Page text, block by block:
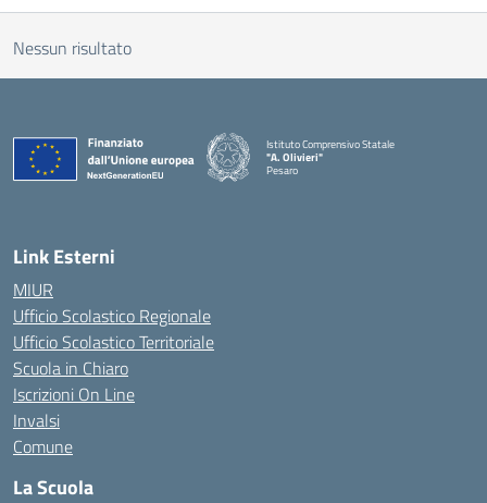
Nessun risultato
Istituto Comprensivo Statale
"A. Olivieri"
Pesaro
Link Esterni
MIUR
Ufficio Scolastico Regionale
Ufficio Scolastico Territoriale
Scuola in Chiaro
Iscrizioni On Line
Invalsi
Comune
La Scuola